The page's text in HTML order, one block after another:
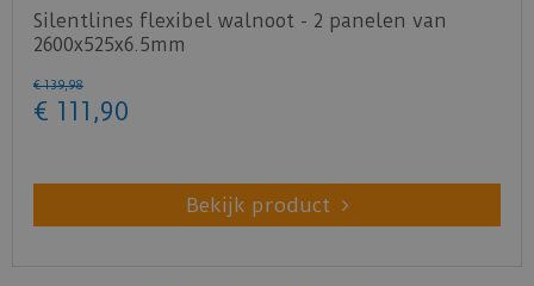
Silentlines flexibel walnoot - 2 panelen van
2600x525x6.5mm
€ 139,98
€ 111 ,90
Bekijk product